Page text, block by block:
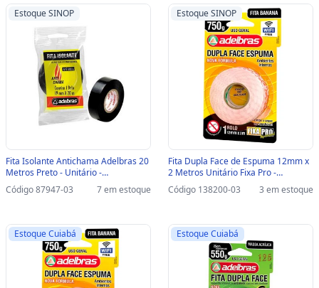
Estoque SINOP
Fita Isolante Antichama Adelbras 20
Metros Preto - Unitário -
0803060009-SINOP-03 -
0803060009
Código 87947-03 7 em estoque
Estoque SINOP
Fita Dupla Face de Espuma 12mm x
2 Metros Unitário Fixa Pro -
Adelbras - 816000001-SINOP-03 -
816000001
Código 138200-03 3 em estoque
Estoque Cuiabá Estoque Cuiabá